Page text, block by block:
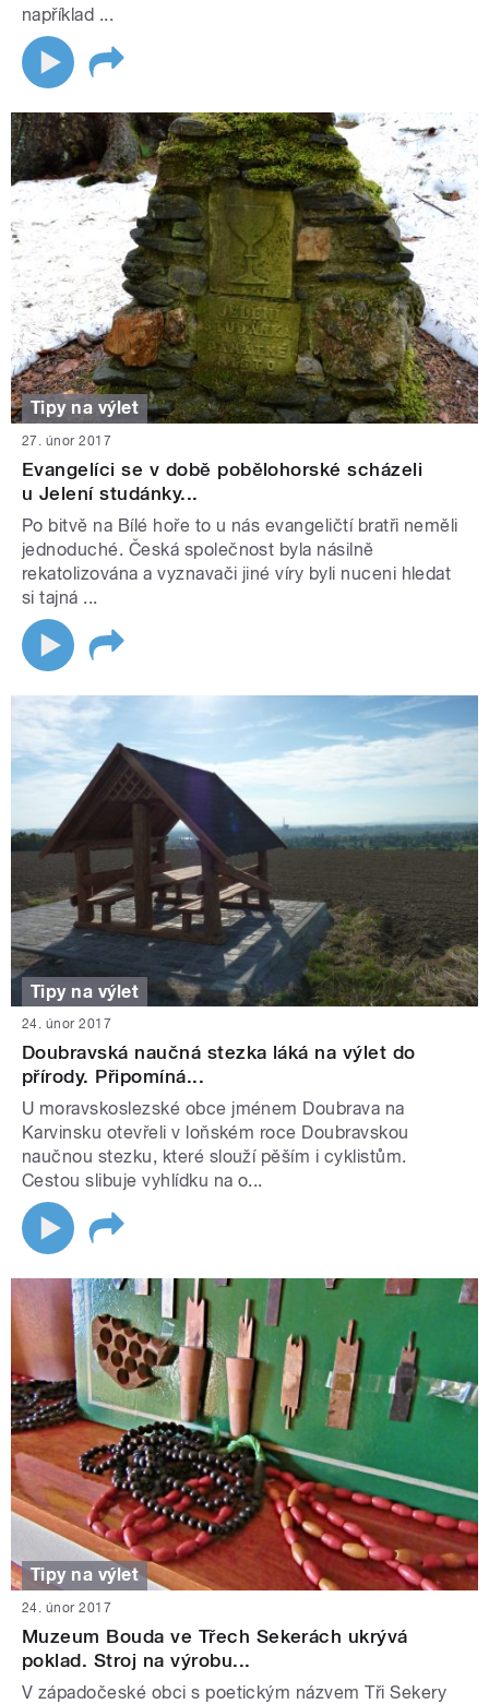
například ...
Tipy na výlet
27. únor 2017
Evangelíci se v době pobělohorské scházeli
u Jelení studánky...
Po bitvě na Bílé hoře to u nás evangeličtí bratři neměli
jednoduché. Česká společnost byla násilně
rekatolizována a vyznavači jiné víry byli nuceni hledat
si tajná ...
Tipy na výlet
24. únor 2017
Doubravská naučná stezka láká na výlet do
přírody. Připomíná...
U moravskoslezské obce jménem Doubrava na
Karvinsku otevřeli v loňském roce Doubravskou
naučnou stezku, které slouží pěším i cyklistům.
Cestou slibuje vyhlídku na o...
Tipy na výlet
24. únor 2017
Muzeum Bouda ve Třech Sekerách ukrývá
poklad. Stroj na výrobu...
V západočeské obci s poetickým názvem Tři Sekery